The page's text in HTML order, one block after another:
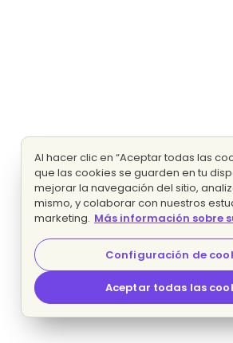
Al hacer clic en “Aceptar todas las
que las cookies se guarden en tu
mejorar la navegación del sitio,
mismo, y colaborar con nuestros
marketing. Más información sobre
Configuración de
Aceptar todas las